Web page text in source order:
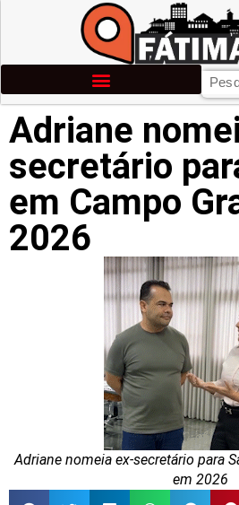
Adriane
secretário
em Campo
2026
Adriane nomeia ex-secretário para
em 2026